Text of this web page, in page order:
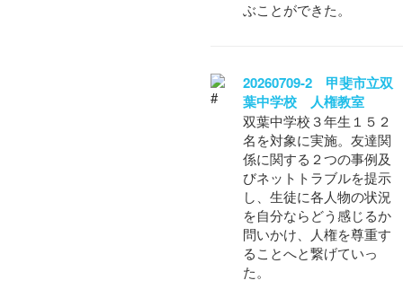
ぶことができた。
20260709-2 甲斐市立双
葉中学校 人権教室
双葉中学校３年生１５２
名を対象に実施。友達関
係に関する２つの事例及
びネットトラブルを提示
し、生徒に各人物の状況
を自分ならどう感じるか
問いかけ、人権を尊重す
ることへと繋げていっ
た。